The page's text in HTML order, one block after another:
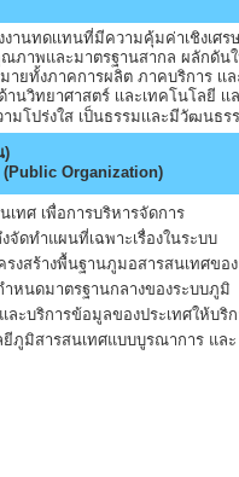
นทดเเทนที่มีความคุ้มค่าเชิงเศร
ณภาพและมาตรฐานสากล ผลักดัน
ายทั้งภาคการผลิต ภาคบริการ เเล
วิทยาศาสตร์ เเละเทคโนโลยี เเ
โปร่งใส เป็นธรรมเเละมีวัฒนธร
)
(Public Organization)
ทศ เพื่อการบริหารจัดการ
ดทำแผนที่เฉพาะเรื่องในระบบ
งสร้างพื้นฐานภูมอสารสนเทศของ
หนดมาตรฐานกลางของระบบภูมิ
ะบริการข้อมูลของประเทศให้บริ
ภูมิสารสนเทศแบบบูรณาการ และ